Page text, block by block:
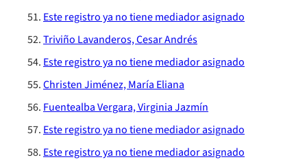
Este registro ya no tiene mediador asignado
Triviño Lavanderos, Cesar Andrés
Este registro ya no tiene mediador asignado
Christen Jiménez, María Eliana
Fuentealba Vergara, Virginia Jazmín
Este registro ya no tiene mediador asignado
Este registro ya no tiene mediador asignado